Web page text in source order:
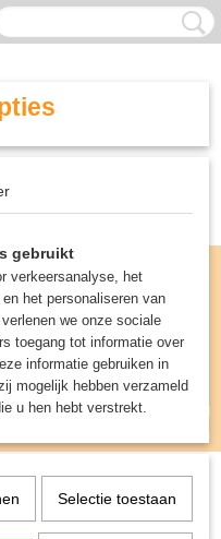
UW WINKELWAGEN
(0)
code 13+4 -
gebruikt
verkeersanalyse, het
het personaliseren van
we onze sociale
toegang tot informatie over
informatie gebruiken in
mogelijk hebben verzameld
u hen hebt verstrekt.
Selectie toestaan